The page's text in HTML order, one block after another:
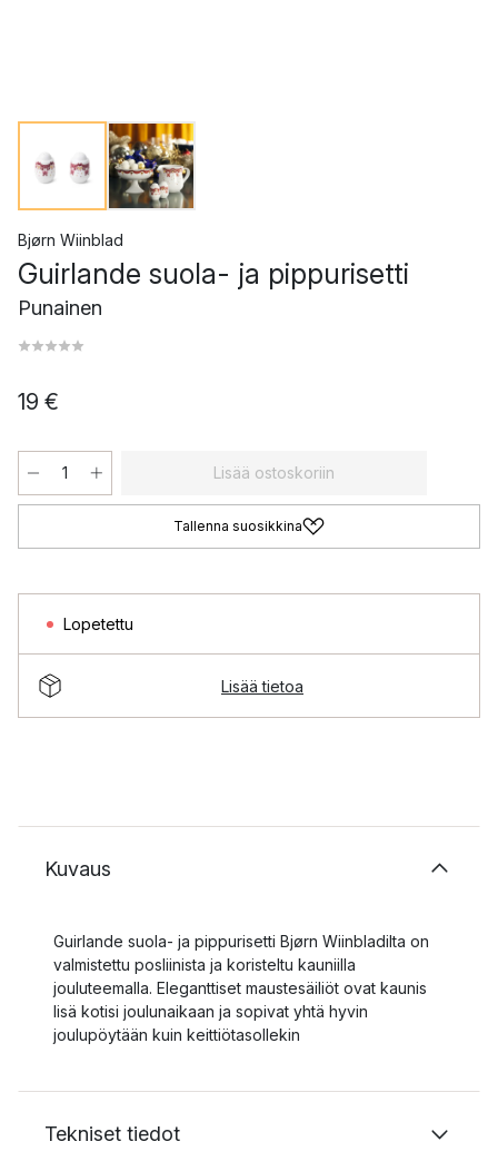
Bjørn Wiinblad
Guirlande suola- ja pippurisetti
Punainen
19 €
Lisää ostoskoriin
Tallenna suosikkina
Lopetettu
Lisää tietoa
Kuvaus
Guirlande suola- ja pippurisetti Bjørn Wiinbladilta on
valmistettu posliinista ja koristeltu kauniilla
jouluteemalla. Eleganttiset maustesäiliöt ovat kaunis
lisä kotisi joulunaikaan ja sopivat yhtä hyvin
joulupöytään kuin keittiötasollekin
Tekniset tiedot